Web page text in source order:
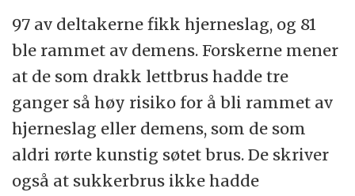
97 av deltakerne fikk hjerneslag, og 81
ble rammet av demens. Forskerne mener
at de som drakk lettbrus hadde tre
ganger så høy risiko for å bli rammet av
hjerneslag eller demens, som de som
aldri rørte kunstig søtet brus. De skriver
også at sukkerbrus ikke hadde